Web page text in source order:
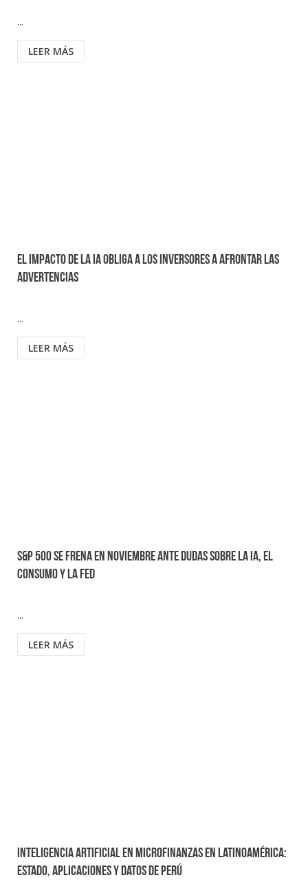
...
LEER MÁS
El impacto de la IA obliga a los inversores a afrontar las
advertencias
...
LEER MÁS
S&P 500 se frena en noviembre ante dudas sobre la IA, el
consumo y la FED
...
LEER MÁS
Inteligencia Artificial en Microfinanzas en Latinoamérica:
Estado, aplicaciones y datos de Perú